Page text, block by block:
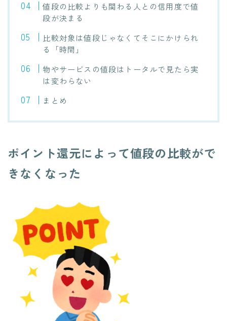
値段の比較よりも関わる人との信用度で値
段が決まる
比較対象は値段じゃなくてそこにかけられ
る「時間」
物やサービスの値段はトータルで見たら実
は変わらない
まとめ
ポイント還元によって値段の比較がで
きなくなった